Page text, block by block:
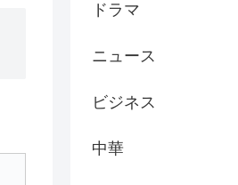
ドラマ
ニュース
ビジネス
中華